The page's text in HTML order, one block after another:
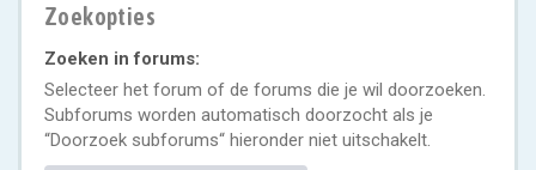
Zoekopties
Zoeken in forums:
Selecteer het forum of de forums die je wil doorzoeken.
Subforums worden automatisch doorzocht als je
“Doorzoek subforums“ hieronder niet uitschakelt.